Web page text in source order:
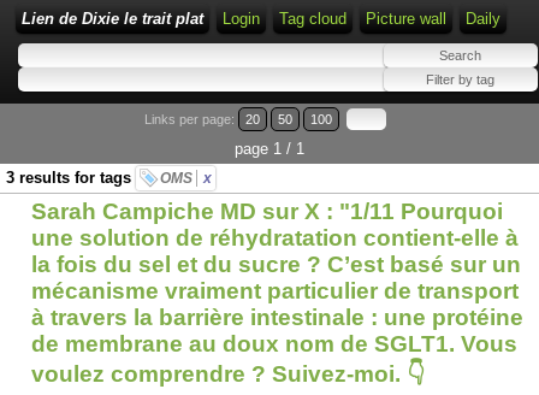
Lien de Dixie le trait plat Login Tag cloud Picture wall Daily
Links per page: 20 50 100
page 1 / 1
3 results for tags
OMS x
Sarah Campiche MD sur X : "1/11 Pourquoi
une solution de réhydratation contient-elle à
la fois du sel et du sucre ? C’est basé sur un
mécanisme vraiment particulier de transport
à travers la barrière intestinale : une protéine
de membrane au doux nom de SGLT1. Vous
voulez comprendre ? Suivez-moi. 👇